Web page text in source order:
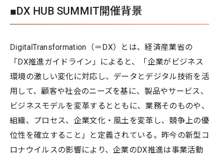
■DX HUB SUMMIT開催背景
DigitalTransformation（＝DX）とは、経済産業省の
「DX推進ガイドライン」によると、「企業がビジネス
環境の激しい変化に対応し、データとデジタル技術を活
用して、顧客や社会のニーズを基に、製品やサービス、
ビジネスモデルを変革するとともに、業務そのものや、
組織、プロセス、企業文化・風土を変革し、競争上の優
位性を確立すること」と定義されている。昨今の新型コ
ロナウイルスの影響により、企業のDX推進は事業活動